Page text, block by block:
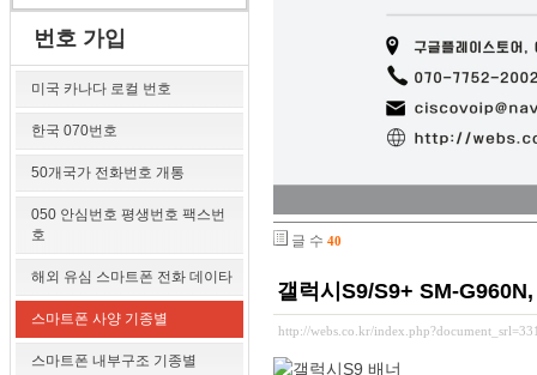
번호 가입
미국 카나다 로컬 번호
한국 070번호
50개국가 전화번호 개통
050 안심번호 평생번호 팩스번
호
해외 유심 스마트폰 전화 데이타
스마트폰 사양 기종별
스마트폰 내부구조 기종별
글 수 40
갤럭시S9/S9+ SM-
http://webs.co.kr/